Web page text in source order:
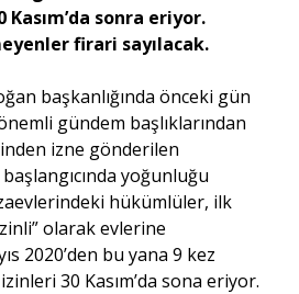
Ekonomi
Dünya
- Analiz
Söyleşi
sonra eriyor.
firari sayılacak.
başkanlığında önceki gün
gündem başlıklarından
izne gönderilen
yoğunluğu
hükümlüler, ilk
olarak evlerine
2020’den bu yana 9 kez
30 Kasım’da sona eriyor.